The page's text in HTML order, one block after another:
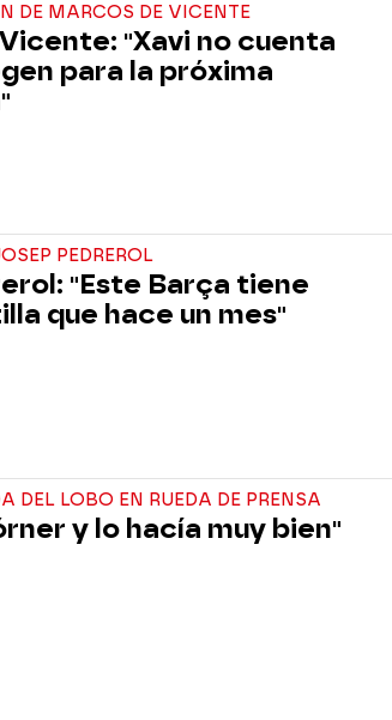
DE MARCOS DE VICENTE
"Xavi no cuenta
para la próxima
PEDREROL
"Este Barça tiene
que hace un mes"
DEL LOBO EN RUEDA DE PRENSA
y lo hacía muy bien"